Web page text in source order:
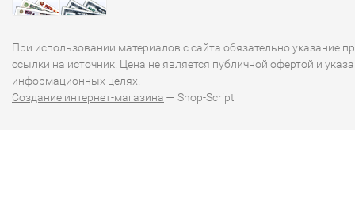
При использовании материалов с сайта обязательно указание
ссылки на источник. Цена не является публичной офертой и
информационных целях!
Создание интернет-магазина — Shop-Script